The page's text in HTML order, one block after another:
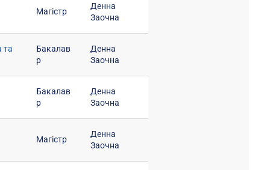
Магістр
Денна
Заочна
та
Бакалав
р
Денна
Заочна
Бакалав
р
Денна
Заочна
Магістр
Денна
Заочна